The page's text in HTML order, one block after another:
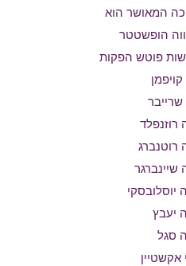
המאושר הוא
הופשטטר
פוטש הפקות
קויפמן
שרייבר
רוזנפלד
רוטנברג
שיינברגר
יוסלובסקי
יעבץ
סגל
אקשטיין